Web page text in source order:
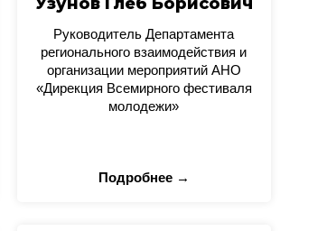
Руководитель Департамента
регионального взаимодействия и
организации мероприятий АНО
«Дирекция Всемирного фестиваля
молодежи»
Подробнее →